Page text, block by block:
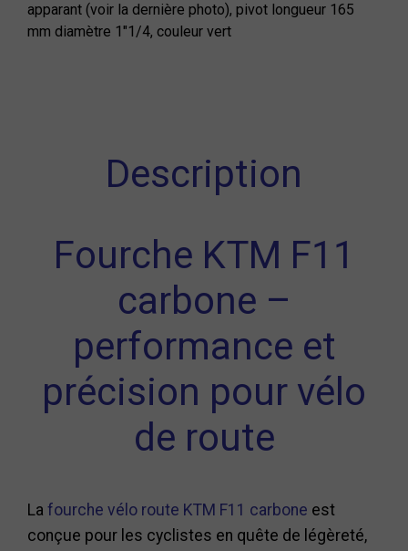
apparant (voir la dernière photo), pivot longueur 165
mm diamètre 1"1/4, couleur vert
Description
Fourche KTM F11
carbone –
performance et
précision pour vélo
de route
La fourche vélo route KTM F11 carbone est
conçue pour les cyclistes en quête de légèreté,